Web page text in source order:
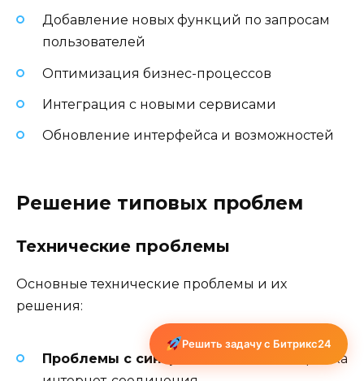
Добавление новых функций по запросам
пользователей
Оптимизация бизнес-процессов
Интеграция с новыми сервисами
Обновление интерфейса и возможностей
Решение типовых проблем
Технические проблемы
Основные технические проблемы и их
решения:
Проблемы с синхронизацией
— настройка
Решить задачу с Битрикс24